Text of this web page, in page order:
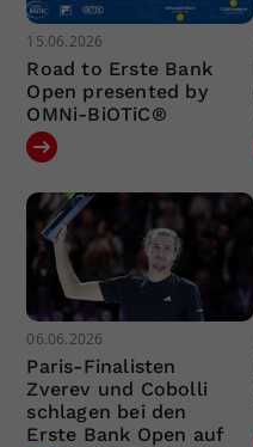
15.06.2026
Road to Erste Bank
Open presented by
OMNi-BiOTiC®
06.06.2026
Paris-Finalisten
Zverev und Cobolli
schlagen bei den
Erste Bank Open auf